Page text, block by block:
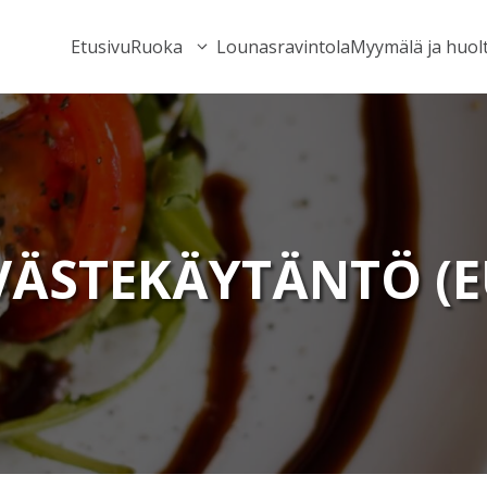
EtusivuRuoka LounasravintolaMyymälä ja